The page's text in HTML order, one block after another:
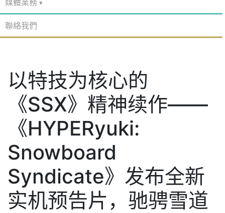
聯絡我們
以特技为核心的
《SSX》精神续作——
《HYPERyuki:
Snowboard
Syndicate》发布全新
实机预告片，驰骋雪道